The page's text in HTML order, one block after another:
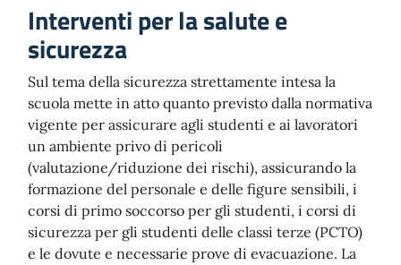
Interventi per la salute e
sicurezza
Sul tema della sicurezza strettamente intesa la
scuola mette in atto quanto previsto dalla normativa
vigente per assicurare agli studenti e ai lavoratori
un ambiente privo di pericoli
(valutazione/riduzione dei rischi), assicurando la
formazione del personale e delle figure sensibili, i
corsi di primo soccorso per gli studenti, i corsi di
sicurezza per gli studenti delle classi terze (PCTO)
e le dovute e necessarie prove di evacuazione. La